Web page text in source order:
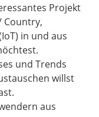
Projekt
Country,
in und aus
und Trends
willst
aus